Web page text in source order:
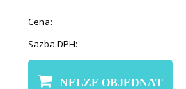
Cena:
Sazba DPH:
NELZE OBJEDNAT